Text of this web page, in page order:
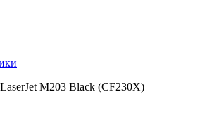
M203 Black (CF230X)